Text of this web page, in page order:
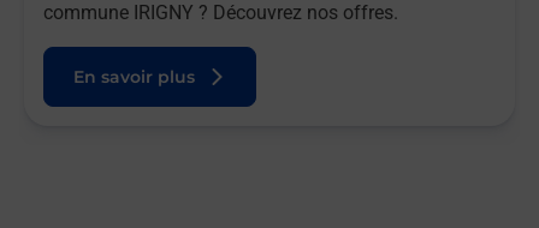
commune IRIGNY ? Découvrez nos offres.
En savoir plus